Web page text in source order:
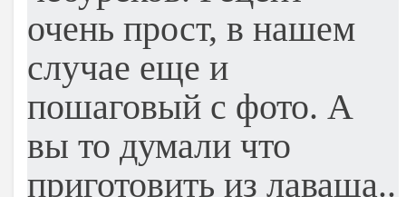
очень прост, в нашем
случае еще и
пошаговый с фото. А
вы то думали что
приготовить из лаваша..